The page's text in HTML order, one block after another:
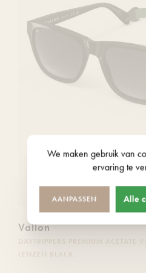
Vallon
DAYTRIPPERS PREMIUM ACETATE
We maken gebruik van
ervaring te
AANPASSEN Alle